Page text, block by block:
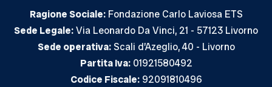
Ragione Sociale:Fondazione Carlo Laviosa ETS
Sede Legale:Via Leonardo Da Vinci, 21 - 57123 Livorno
Sede operativa:Scali d’Azeglio, 40 - Livorno
Partita Iva:01921580492
Codice Fiscale:92091810496